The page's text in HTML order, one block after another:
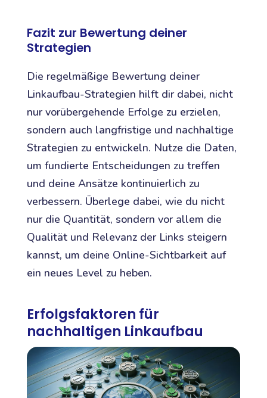
Fazit zur Bewertung deiner
Strategien
Die regelmäßige Bewertung deiner
Linkaufbau-Strategien hilft dir dabei, nicht
nur vorübergehende Erfolge zu erzielen,
sondern auch langfristige und nachhaltige
Strategien zu entwickeln. Nutze die Daten,
um fundierte Entscheidungen zu treffen
und deine Ansätze kontinuierlich zu
verbessern. Überlege dabei, wie du nicht
nur die Quantität, sondern vor allem die
Qualität und Relevanz der Links steigern
kannst, um deine Online-Sichtbarkeit auf
ein neues Level zu heben.
Erfolgsfaktoren für
nachhaltigen Linkaufbau